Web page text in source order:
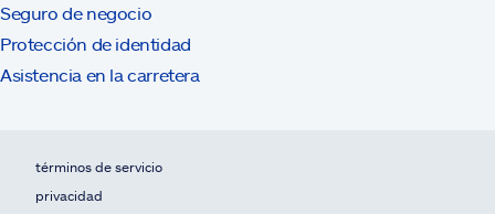
Seguro de negocio
Protección de identidad
Asistencia en la carretera
términos de servicio
privacidad